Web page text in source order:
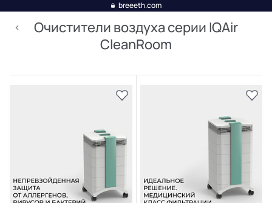
breeeth.com
Очистители воздуха серии IQAir
CleanRoom